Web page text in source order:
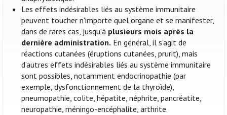
Les effets indésirables liés au système immunitaire
peuvent toucher n'importe quel organe et se manifester,
dans de rares cas, jusqu’à plusieurs mois après la
dernière administration. En général, il s’agit de
réactions cutanées (éruptions cutanées, prurit), mais
d’autres effets indésirables liés au système immunitaire
sont possibles, notamment endocrinopathie (par
exemple, dysfonctionnement de la thyroïde),
pneumopathie, colite, hépatite, néphrite, pancréatite,
neuropathie, méningo-encéphalite, arthrite.